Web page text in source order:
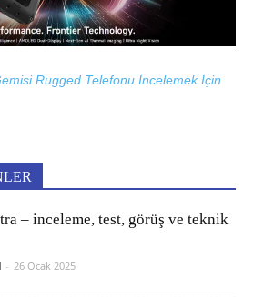
Rugged Telefonu İncelemek İçin
– inceleme, test, görüş ve teknik
- 26 Ocak 2025